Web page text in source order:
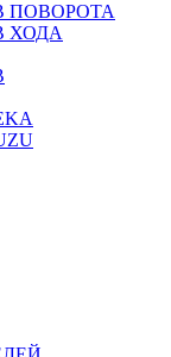
ПОВОРОТА
ХОДА